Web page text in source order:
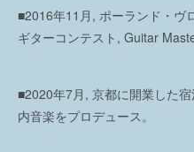
■2016年11月, ポーランド・ヴ
ギターコンテスト, Guitar
■2020年7月, 京都に開業した
内音楽をプロデュース。